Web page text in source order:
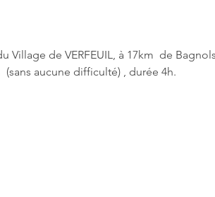
Village de VERFEUIL, à 17km  de
(sans aucune difficulté) , durée 4h.